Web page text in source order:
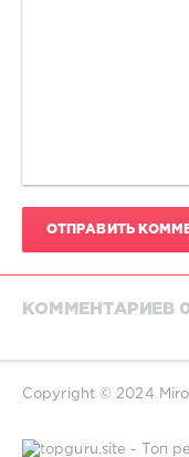
ОТПРАВИТЬ
КОММЕНТАРИЕВ
Copyright © 2024